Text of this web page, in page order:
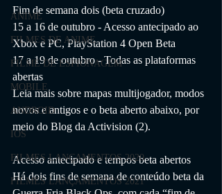
ANIME
FILMES DE ANIME
FILME DE ESPIONAGEM
MOBILE
ANDROID
IOS
FILMES LANÇAMENTOS 2020
FILMES LANÇAMENTOS 2021
Fim de semana dois (beta cruzado)
15 a 16 de outubro - Acesso antecipado ao
Xbox e PC, PlayStation 4 Open Beta
17 a 19 de outubro - Todas as plataformas
abertas
Leia mais sobre mapas multijogador, modos
novos e antigos e o beta aberto abaixo, por
meio do Blog da Activision (2).
Acesso antecipado e tempos beta abertos
Há dois fins de semana de conteúdo beta da